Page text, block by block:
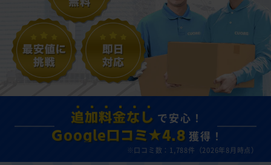
追加料金なし で安心！
Google口コミ★4.8 獲得！
※口コミ数：1,788件（2026年8月時点）